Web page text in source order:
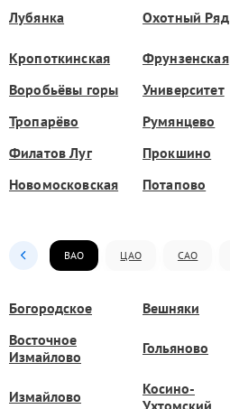
Лубянка Охотный Ряд
Кропоткинская
Фрунзенская
Воробьёвы горы
Университет
Тропарёво
Румянцево
Филатов Луг
Прокшино
Новомосковская
Потапово
ВАО ЦАО САО
Богородское Вешняки
Восточное
Измайлово
Гольяново
Измайлово
Косино-
Ухтомский